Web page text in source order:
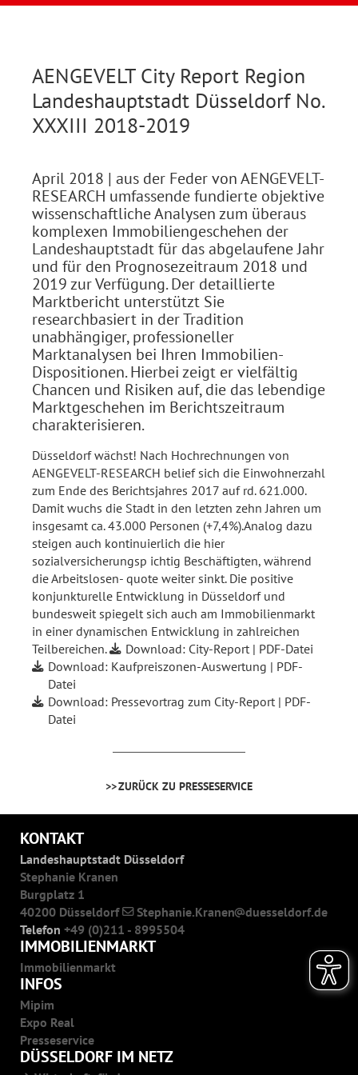
AENGEVELT City Report Region
Landeshauptstadt Düsseldorf No.
XXXIII 2018-2019
April 2018 | aus der Feder von AENGEVELT-
RESEARCH umfassende fundierte objektive
wissenschaftliche Analysen zum überaus
komplexen Immobiliengeschehen der
Landeshauptstadt für das abgelaufene Jahr
und für den Prognosezeitraum 2018 und
2019 zur Verfügung. Der detaillierte
Marktbericht unterstützt Sie
researchbasiert in der Tradition
unabhängiger, professioneller
Marktanalysen bei Ihren Immobilien-
Dispositionen. Hierbei zeigt er vielfältig
Chancen und Risiken auf, die das lebendige
Marktgeschehen im Berichtszeitraum
charakterisieren.
Düsseldorf wächst! Nach Hochrechnungen von
AENGEVELT-RESEARCH belief sich die Einwohnerzahl
zum Ende des Berichtsjahres 2017 auf rd. 621.000.
Damit wuchs die Stadt in den letzten zehn Jahren um
insgesamt ca. 43.000 Personen (+7,4%).Analog dazu
steigen auch kontinuierlich die hier
sozialversicherungsp ichtig Beschäftigten, während
die Arbeitslosen- quote weiter sinkt. Die positive
konjunkturelle Entwicklung in Düsseldorf und
bundesweit spiegelt sich auch am Immobilienmarkt
in einer dynamischen Entwicklung in zahlreichen
Teilbereichen.
Download: City-Report | PDF-Datei
Download: Kaufpreiszonen-Auswertung | PDF-
Datei
Download: Pressevortrag zum City-Report | PDF-
Datei
ZURÜCK ZU PRESSESERVICE
KONTAKT
Landeshauptstadt Düsseldorf
Stephanie Kranen
Burgplatz 1
40200 Düsseldorf
Stephanie.Kranen
duesseldorf.de
Telefon +49 (0)211 - 8995504
IMMOBILIENMARKT
Immobilienmarkt
INFOS
Mipim
Expo Real
Presseservice
DÜSSELDORF IM NETZ